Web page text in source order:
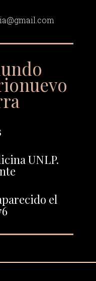
UNLP.
el